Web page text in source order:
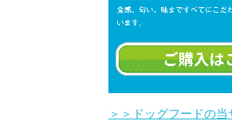
＞＞ドッグフードの